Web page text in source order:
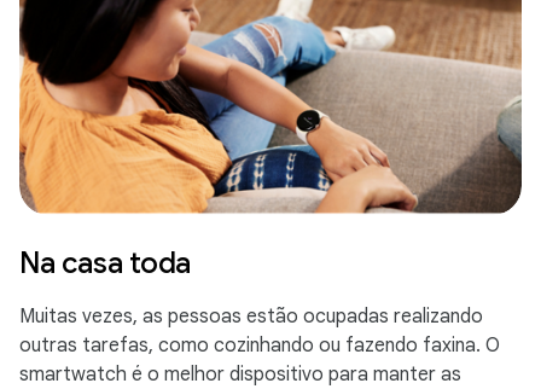
Na casa toda
Muitas vezes, as pessoas estão ocupadas realizando
outras tarefas, como cozinhando ou fazendo faxina. O
smartwatch é o melhor dispositivo para manter as